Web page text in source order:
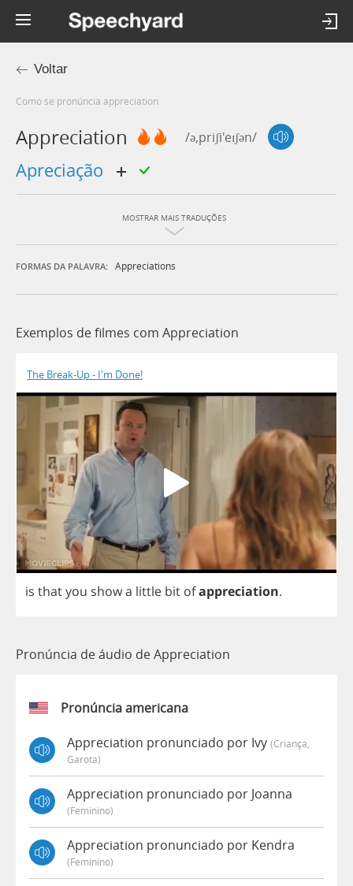
Voltar
Como se pronúncia appreciation
Appreciation /ə,priʃi'eɪʃən/
apreciação
MOSTRAR MAIS TRADUÇÕES
FORMAS DA PALAVRA: Appreciations
Exemplos de filmes com Appreciation
The Break-Up - I'm Done!
is thatyou showa little bit ofappreciation.
Pronúncia de áudio de Appreciation
Pronúncia americana
Appreciation pronunciado por Ivy (criança,
Garota)
Appreciation pronunciado por Joanna
(feminino)
Appreciation pronunciado por Kendra
(feminino)